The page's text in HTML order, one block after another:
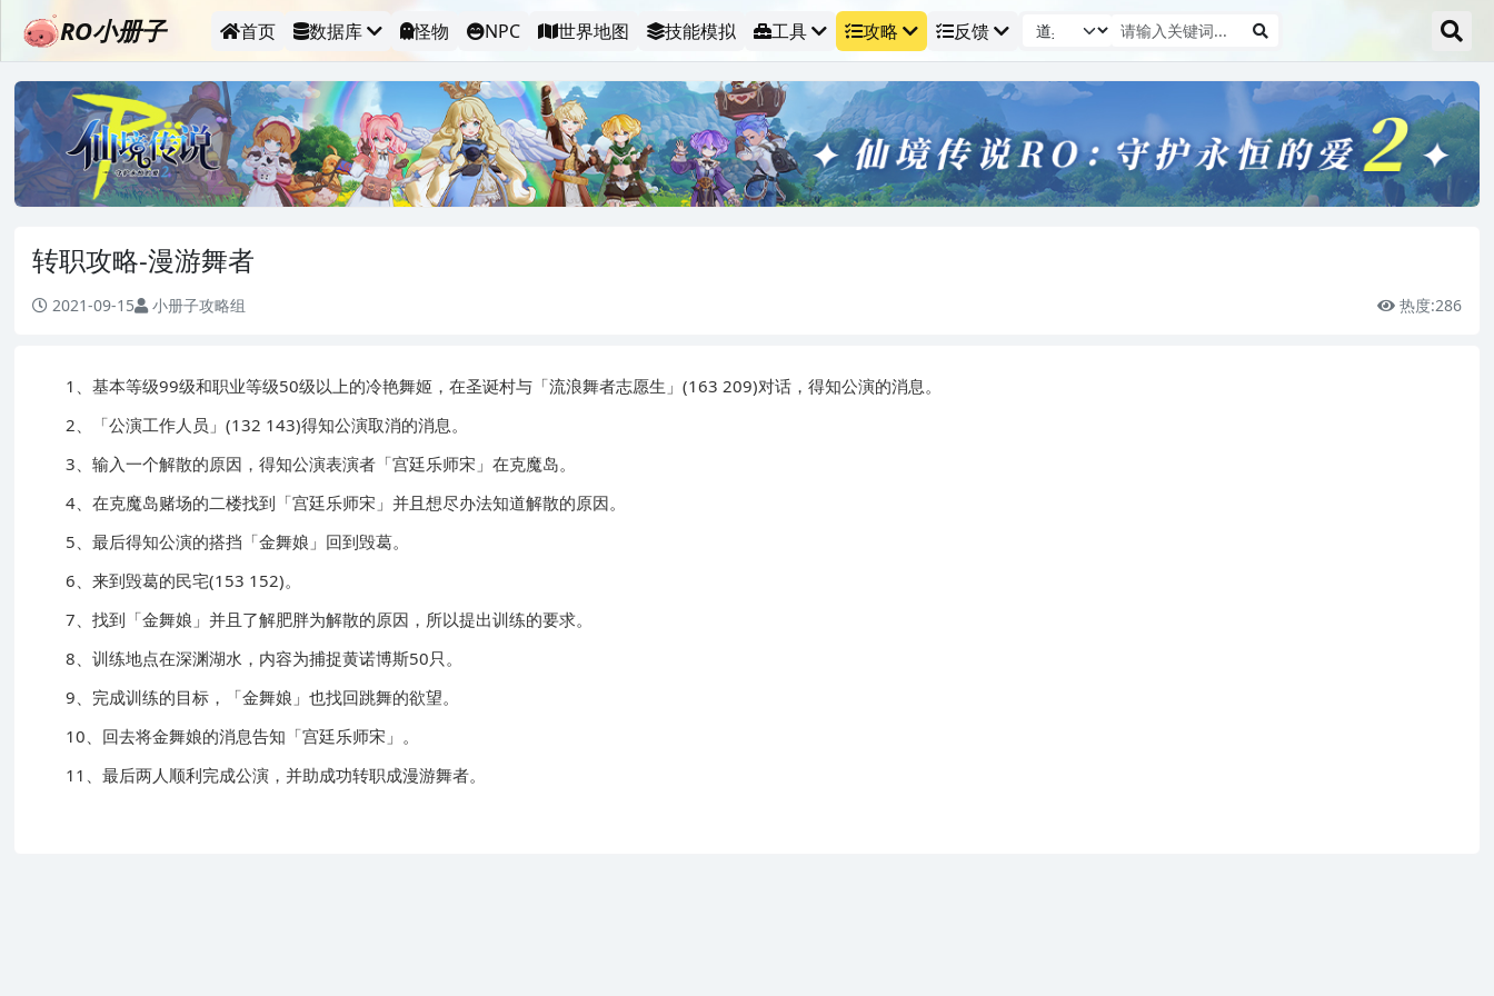
RO小册子 首页 数据库 怪物 NPC 世界地图 技能模拟 工具 攻略 反馈
转职攻略-漫游舞者
2021-09-15 小册子攻略组 热度:286
1、基本等级99级和职业等级50级以上的冷艳舞姬，在圣诞村与「流浪舞者志愿生」(163 209)对话，得知公演的消息。
2、「公演工作人员」(132 143)得知公演取消的消息。
3、输入一个解散的原因，得知公演表演者「宫廷乐师宋」在克魔岛。
4、在克魔岛赌场的二楼找到「宫廷乐师宋」并且想尽办法知道解散的原因。
5、最后得知公演的搭挡「金舞娘」回到毁葛。
6、来到毁葛的民宅(153 152)。
7、找到「金舞娘」并且了解肥胖为解散的原因，所以提出训练的要求。
8、训练地点在深渊湖水，内容为捕捉黄诺博斯50只。
9、完成训练的目标，「金舞娘」也找回跳舞的欲望。
10、回去将金舞娘的消息告知「宫廷乐师宋」。
11、最后两人顺利完成公演，并助成功转职成漫游舞者。